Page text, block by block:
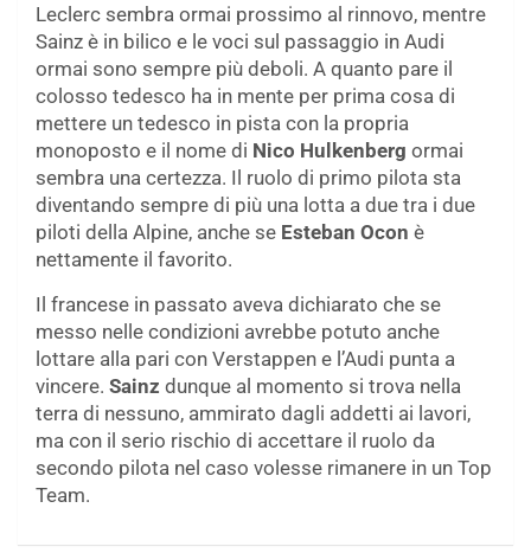
Leclerc sembra ormai prossimo al rinnovo, mentre
Sainz è in bilico e le voci sul passaggio in Audi
ormai sono sempre più deboli. A quanto pare il
colosso tedesco ha in mente per prima cosa di
mettere un tedesco in pista con la propria
monoposto e il nome di Nico Hulkenberg ormai
sembra una certezza. Il ruolo di primo pilota sta
diventando sempre di più una lotta a due tra i due
piloti della Alpine, anche se Esteban Ocon è
nettamente il favorito.
Il francese in passato aveva dichiarato che se
messo nelle condizioni avrebbe potuto anche
lottare alla pari con Verstappen e l’Audi punta a
vincere. Sainz dunque al momento si trova nella
terra di nessuno, ammirato dagli addetti ai lavori,
ma con il serio rischio di accettare il ruolo da
secondo pilota nel caso volesse rimanere in un Top
Team.